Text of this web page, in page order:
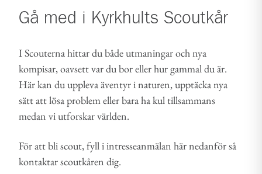
Gå med i Kyrkhults Scoutkår
I Scouterna hittar du både utmaningar och nya
kompisar, oavsett var du bor eller hur gammal du är.
Här kan du uppleva äventyr i naturen, upptäcka nya
sätt att lösa problem eller bara ha kul tillsammans
medan vi utforskar världen.
För att bli scout, fyll i intresseanmälan här nedanför så
kontaktar scoutkåren dig.